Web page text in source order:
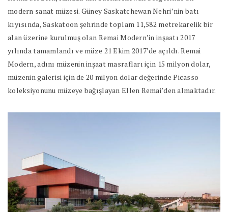
modern sanat müzesi. Güney Saskatchewan Nehri’nin batı
kıyısında, Saskatoon şehrinde toplam 11,582 metrekarelik bir
alan üzerine kurulmuş olan Remai Modern’in inşaatı 2017
yılında tamamlandı ve müze 21 Ekim 2017’de açıldı. Remai
Modern, adını müzenin inşaat masrafları için 15 milyon dolar,
müzenin galerisi için de 20 milyon dolar değerinde Picasso
koleksiyonunu müzeye bağışlayan Ellen Remai’den almaktadır.